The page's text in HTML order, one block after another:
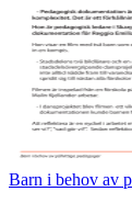
Barn i behov av